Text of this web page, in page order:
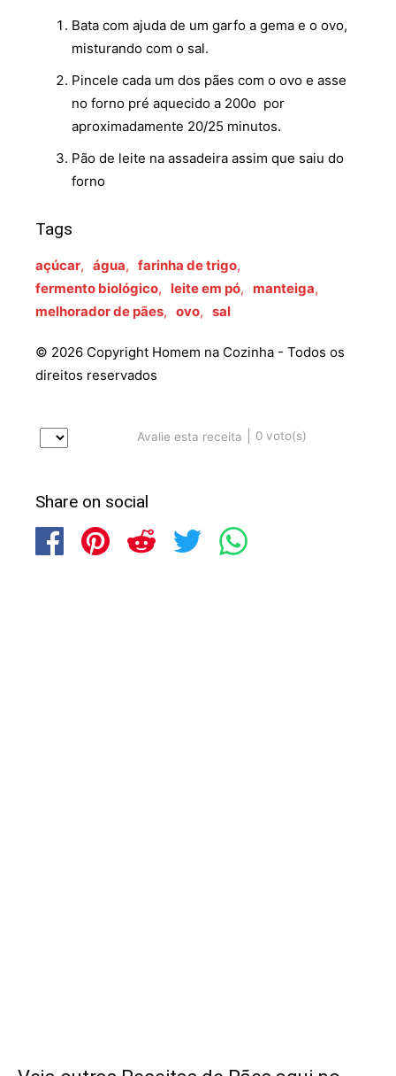
Bata com ajuda de um garfo a gema e o ovo,
misturando com o sal.
Pincele cada um dos pães com o ovo e asse
no forno pré aquecido a 200o por
aproximadamente 20/25 minutos.
Pão de leite na assadeira assim que saiu do
forno
Tags
açúcar, água, farinha de trigo,
fermento biológico, leite em pó, manteiga,
melhorador de pães, ovo, sal
© 2026 Copyright Homem na Cozinha - Todos os
direitos reservados
Avalie esta receita 0 voto(s)
Share on social